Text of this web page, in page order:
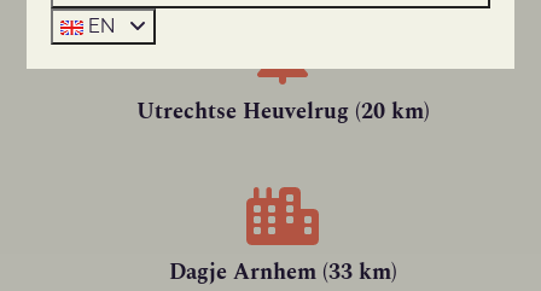
Utrechtse Heuvelrug (20 km)
Dagje Arnhem (33 km)
EN